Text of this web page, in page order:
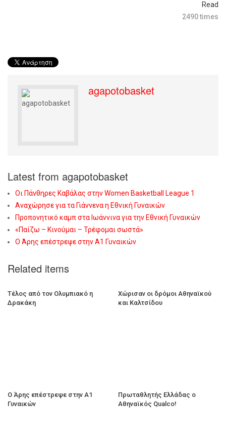
Read
2490 times
agapotobasket
Latest from agapotobasket
Οι Πάνθηρες Καβάλας στην Women Basketball League 1
Αναχώρησε για τα Γιάννενα η Εθνική Γυναικών
Προπονητικό καμπ στα Ιωάννινα για την Εθνική Γυναικών
«Παίζω – Κινούμαι – Τρέφομαι σωστά»
Ο Άρης επέστρεψε στην Α1 Γυναικών
Related items
Τέλος από τον Ολυμπιακό η
Δρακάκη
Χώρισαν οι δρόμοι Αθηναϊκού
και Καλτσίδου
Ο Άρης επέστρεψε στην Α1
Γυναικών
Πρωταθλητής Ελλάδας ο
Αθηναϊκός Qualco!